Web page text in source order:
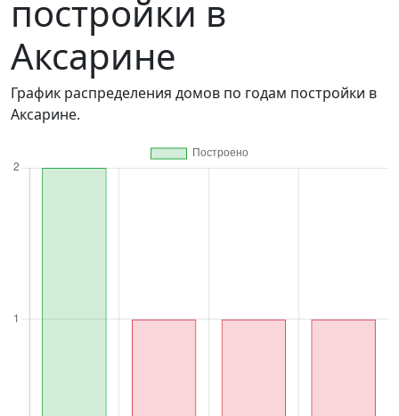
постройки в
Аксарине
График распределения домов по годам постройки в
Аксарине.